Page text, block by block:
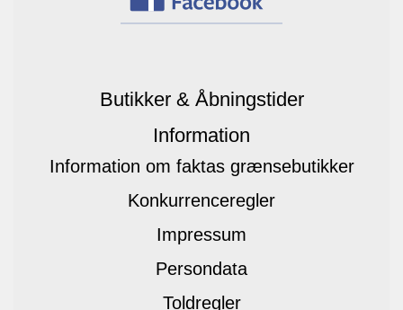
Butikker & Åbningstider
Information
Information om faktas grænsebutikker
Konkurrenceregler
Impressum
Persondata
Toldregler